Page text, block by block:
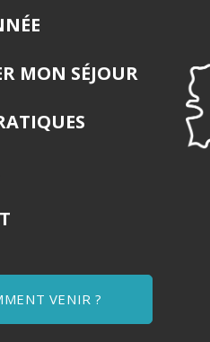
MON SÉJOUR
VENIR ?